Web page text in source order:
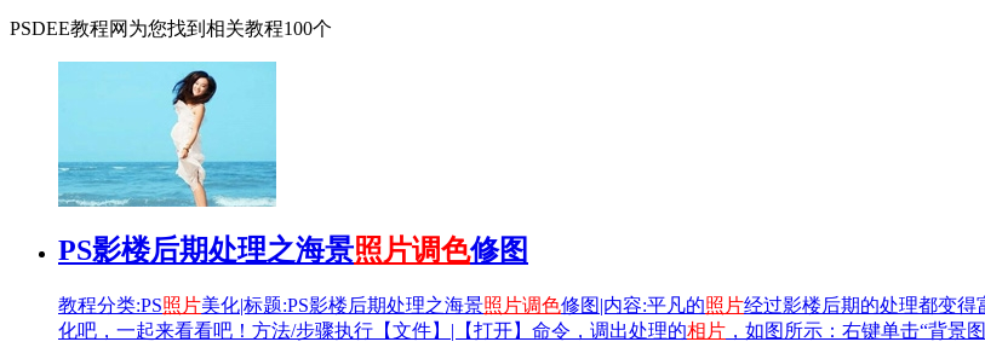
PSDEE教程网为您找到相关教程100个
PS影楼后期处理之海景照片调色修图
教程分类:PS照片美化|标题:PS影楼后期处理之海景照片调色修图|内容:平凡的照片经过影楼后期的处理都变得
化吧，一起来看看吧！方法/步骤执行【文件】|【打开】命令，调出处理的相片 ，如图所示：右键单击“背景